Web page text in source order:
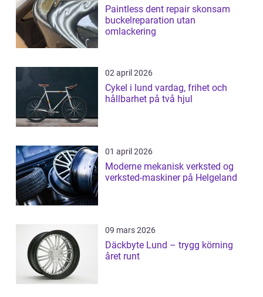
Paintless dent repair skonsam
buckelreparation utan
omlackering
02 april 2026
Cykel i lund vardag, frihet och
hållbarhet på två hjul
01 april 2026
Moderne mekanisk verksted og
verksted-maskiner på Helgeland
09 mars 2026
Däckbyte Lund – trygg körning
året runt